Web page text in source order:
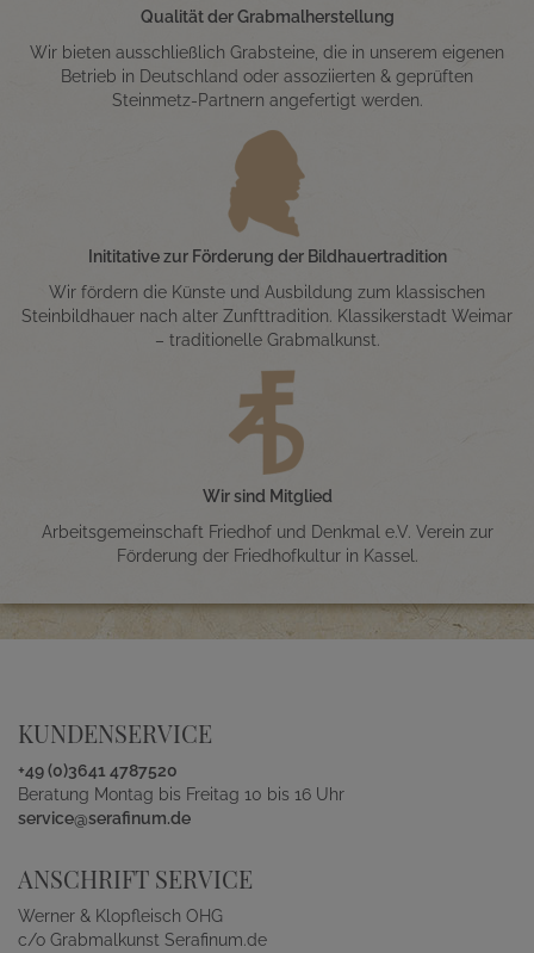
Qualität der Grabmalherstellung
Wir bieten ausschließlich Grabsteine, die in unserem eigenen
Betrieb in Deutschland oder assoziierten & geprüften
Steinmetz-Partnern angefertigt werden.
Inititative zur Förderung der Bildhauertradition
Wir fördern die Künste und Ausbildung zum klassischen
Steinbildhauer nach alter Zunfttradition. Klassikerstadt Weimar
– traditionelle Grabmalkunst.
Wir sind Mitglied
Arbeitsgemeinschaft Friedhof und Denkmal e.V. Verein zur
Förderung der Friedhofkultur in Kassel.
KUNDENSERVICE
+49 (0)3641 4787520
Beratung Montag bis Freitag 10 bis 16 Uhr
service@serafinum.de
ANSCHRIFT SERVICE
Werner & Klopfleisch OHG
c/o Grabmalkunst Serafinum.de